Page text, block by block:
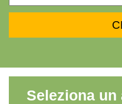
Seleziona